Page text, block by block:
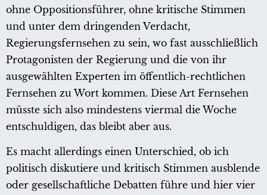
ohne Oppositionsführer, ohne kritische Stimmen
und unter dem dringenden Verdacht,
Regierungsfernsehen zu sein, wo fast ausschließlich
Protagonisten der Regierung und die von ihr
ausgewählten Experten im öffentlich-rechtlichen
Fernsehen zu Wort kommen. Diese Art Fernsehen
müsste sich also mindestens viermal die Woche
entschuldigen, das bleibt aber aus.
Es macht allerdings einen Unterschied, ob ich
politisch diskutiere und kritisch Stimmen ausblende
oder gesellschaftliche Debatten führe und hier vier